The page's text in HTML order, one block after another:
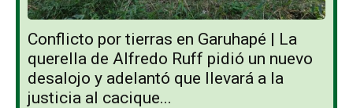
Conflicto por tierras en Garuhapé | La
querella de Alfredo Ruff pidió un nuevo
desalojo y adelantó que llevará a la
justicia al cacique...